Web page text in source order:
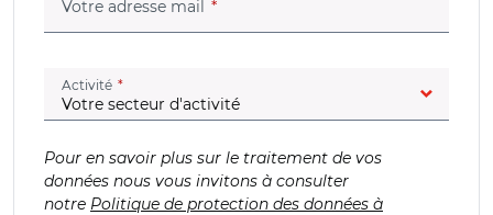
Votre adresse mail (champ obligatoire)
Activité (champ obligatoire)
Pour en savoir plus sur le traitement de vos
données nous vous invitons à consulter
notre Politique de protection des données à